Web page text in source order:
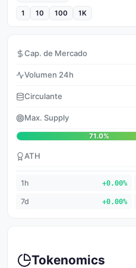
1 10 100 1K
Cap. de Mercado
Volumen 24h
Circulante
Max. Supply
71.0%
ATH
1h +0.00%
7d +0.00%
Tokenomics